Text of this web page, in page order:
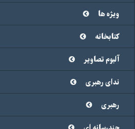
ویژه ها
کتابخانه
آلبوم تصاویر
ندای رهبری
رهبری